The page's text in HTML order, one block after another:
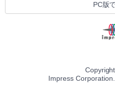
PC版
Impress